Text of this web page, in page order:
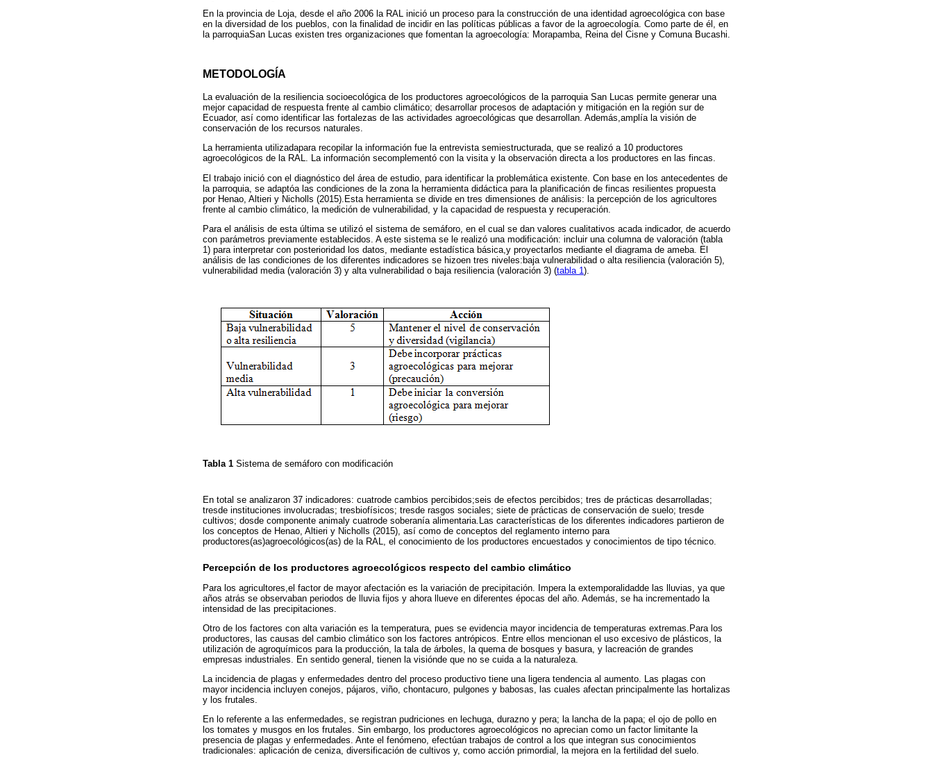
En la provincia de Loja, desde el año 2006 la RAL inició un proceso para la construcción de una identidad agroecológica con base
en la diversidad de los pueblos, con la finalidad de incidir en las políticas públicas a favor de la agroecología. Como parte de él, en
la parroquiaSan Lucas existen tres organizaciones que fomentan la agroecología: Morapamba, Reina del Cisne y Comuna Bucashi.
METODOLOGÍA
La evaluación de la resiliencia socioecológica de los productores agroecológicos de la parroquia San Lucas permite generar una
mejor capacidad de respuesta frente al cambio climático; desarrollar procesos de adaptación y mitigación en la región sur de
Ecuador, así como identificar las fortalezas de las actividades agroecológicas que desarrollan. Además,amplía la visión de
conservación de los recursos naturales.
La herramienta utilizadapara recopilar la información fue la entrevista semiestructurada, que se realizó a 10 productores
agroecológicos de la RAL. La información secomplementó con la visita y la observación directa a los productores en las fincas.
El trabajo inició con el diagnóstico del área de estudio, para identificar la problemática existente. Con base en los antecedentes de
la parroquia, se adaptóa las condiciones de la zona la herramienta didáctica para la planificación de fincas resilientes propuesta
por Henao, Altieri y Nicholls (2015).Esta herramienta se divide en tres dimensiones de análisis: la percepción de los agricultores
frente al cambio climático, la medición de vulnerabilidad, y la capacidad de respuesta y recuperación.
Para el análisis de esta última se utilizó el sistema de semáforo, en el cual se dan valores cualitativos acada indicador, de acuerdo
con parámetros previamente establecidos. A este sistema se le realizó una modificación: incluir una columna de valoración (tabla
1) para interpretar con posterioridad los datos, mediante estadística básica,y proyectarlos mediante el diagrama de ameba. El
análisis de las condiciones de los diferentes indicadores se hizoen tres niveles:baja vulnerabilidad o alta resiliencia (valoración 5),
vulnerabilidad media (valoración 3) y alta vulnerabilidad o baja resiliencia (valoración 3) (tabla 1 ).
Tabla 1 Sistema de semáforo con modificación
En total se analizaron 37 indicadores: cuatrode cambios percibidos;seis de efectos percibidos; tres de prácticas desarrolladas;
tresde instituciones involucradas; tresbiofísicos; tresde rasgos sociales; siete de prácticas de conservación de suelo; tresde
cultivos; dosde componente animaly cuatrode soberanía alimentaria.Las características de los diferentes indicadores partieron de
los conceptos de Henao, Altieri y Nicholls (2015), así como de conceptos del reglamento interno para
productores(as)agroecológicos(as) de la RAL, el conocimiento de los productores encuestados y conocimientos de tipo técnico.
Percepción de los productores agroecológicos respecto del cambio climático
Para los agricultores,el factor de mayor afectación es la variación de precipitación. Impera la extemporalidadde las lluvias, ya que
años atrás se observaban periodos de lluvia fijos y ahora llueve en diferentes épocas del año. Además, se ha incrementado la
intensidad de las precipitaciones.
Otro de los factores con alta variación es la temperatura, pues se evidencia mayor incidencia de temperaturas extremas.Para los
productores, las causas del cambio climático son los factores antrópicos. Entre ellos mencionan el uso excesivo de plásticos, la
utilización de agroquímicos para la producción, la tala de árboles, la quema de bosques y basura, y lacreación de grandes
empresas industriales. En sentido general, tienen la visiónde que no se cuida a la naturaleza.
La incidencia de plagas y enfermedades dentro del proceso productivo tiene una ligera tendencia al aumento. Las plagas con
mayor incidencia incluyen conejos, pájaros, viño, chontacuro, pulgones y babosas, las cuales afectan principalmente las hortalizas
y los frutales.
En lo referente a las enfermedades, se registran pudriciones en lechuga, durazno y pera; la lancha de la papa; el ojo de pollo en
los tomates y musgos en los frutales. Sin embargo, los productores agroecológicos no aprecian como un factor limitante la
presencia de plagas y enfermedades. Ante el fenómeno, efectúan trabajos de control a los que integran sus conocimientos
tradicionales: aplicación de ceniza, diversificación de cultivos y, como acción primordial, la mejora en la fertilidad del suelo.